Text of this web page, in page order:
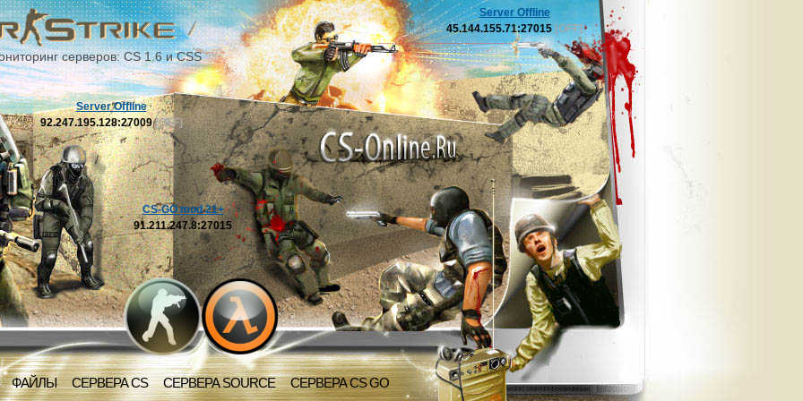
серверов: CS 1.6 и CSS
ФАЙЛЫ СЕРВЕРА CS СЕРВЕРА SOURCE СЕРВЕРА CS GO
Server Offline
92.247.195.128:27009[OFF]
CS-GO mod 21+
91.211.247.8:27015
Server Offline
45.144.155.71:27015 [OFF]